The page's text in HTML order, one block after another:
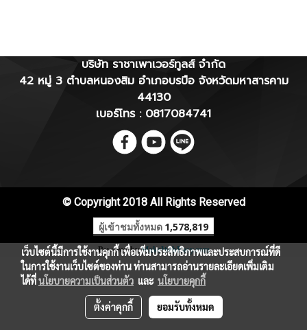
บริษัท ราชาเพาเวอร์ทูลส์ จำกัด
42 หมู่ 3 ตำบลหนองสิม อำเภอบรบือ จังหวัดมหาสารคาม
44130
เบอร์โทร : 0817084741
© Copyright 2018 All Rights Reserved
ผู้เข้าชมทั้งหมด 1,578,819
Powered byMakeWebEasy.com
เว็บไซต์นี้มีการใช้งานคุกกี้ เพื่อเพิ่มประสิทธิภาพและประสบการณ์ที่ดี
ในการใช้งานเว็บไซต์ของท่าน ท่านสามารถอ่านรายละเอียดเพิ่มเติม
ได้ที่นโยบายความเป็นส่วนตัว และ นโยบายคุกกี้
ตั้งค่าคุกกี้ ยอมรับทั้งหมด